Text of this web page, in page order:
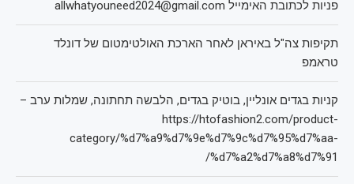
פניות לכתובת האימייל allwhatyouneed2024@gmail.com
תקיפות צה"ל באיראן לאחר הארכת האולטימטום של דונלד
טראמפ
קניות בגדים אונליין, בוטיק בגדים, הלבשה תחתונה, שמלות ערב –
https://htofashion2.com/product-
category/%d7%a9%d7%9e%d7%9c%d7%95%d7%aa-
%d7%a2%d7%a8%d7%91/